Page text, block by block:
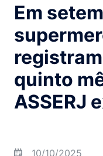
Em
quinto
ASSERJ
10/10/2025